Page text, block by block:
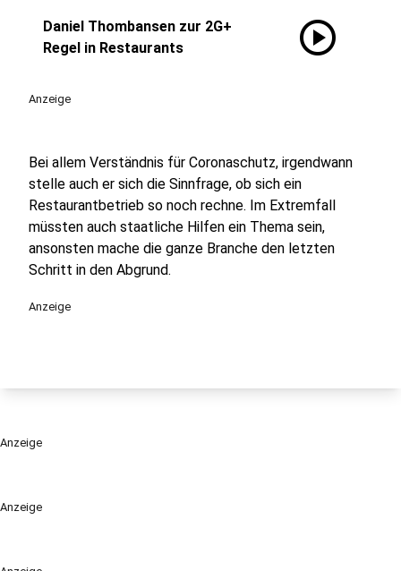
Anzeige
Daniel Thombansen zur 2G+
Regel in Restaurants
play_circle
Anzeige
Bei allem Verständnis für Coronaschutz, irgendwann
stelle auch er sich die Sinnfrage, ob sich ein
Restaurantbetrieb so noch rechne. Im Extremfall
müssten auch staatliche Hilfen ein Thema sein,
ansonsten mache die ganze Branche den letzten
Schritt in den Abgrund.
Anzeige
Anzeige